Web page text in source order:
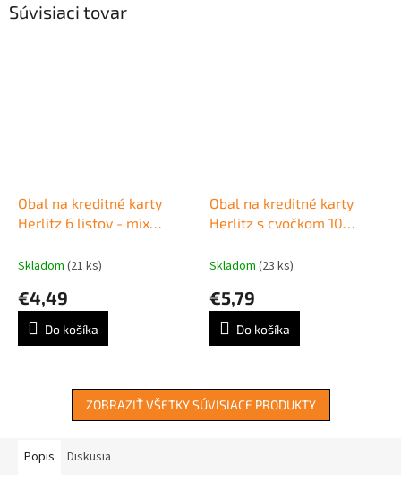
Súvisiaci tovar
Obal na kreditné karty
Herlitz 6 listov - mix
Skladom (21 ks)
€4,49
Do košíka
Obal na kreditné karty
Herlitz s cvočkom 10
Skladom (23 ks)
€5,79
Do košíka
ZOBRAZIŤ VŠETKY SÚVISIACE PRODUKTY
Popis Diskusia